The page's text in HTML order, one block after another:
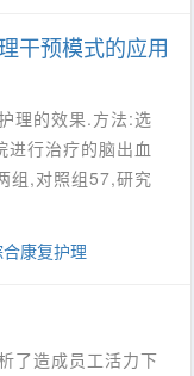
干预模式的应用
理的效果.方法:选
行治疗的脑出血
组,对照组57,研究
康复护理
了造成员工活力下